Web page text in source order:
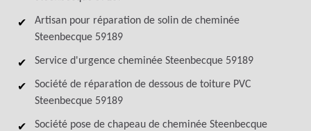
Artisan pour réparation de solin de cheminée
Steenbecque 59189
Service d'urgence cheminée Steenbecque 59189
Société de réparation de dessous de toiture PVC
Steenbecque 59189
Société pose de chapeau de cheminée Steenbecque